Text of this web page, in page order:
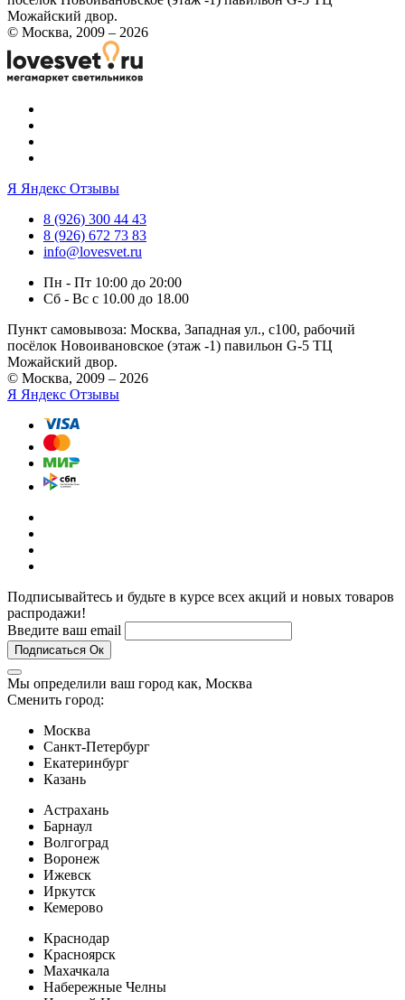
Можайский двор.
© Москва, 2009 – 2026
Я Яндекс Отзывы
8 (926) 300 44 43
8 (926) 672 73 83
info@lovesvet.ru
Пн - Пт 10:00 до 20:00
Сб - Вс с 10.00 до 18.00
Пункт самовывоза: Москва, Западная ул., с100, рабочий
посёлок Новоивановское (этаж -1) павильон G-5 ТЦ
Можайский двор.
© Москва, 2009 – 2026
Я Яндекс Отзывы
Подписывайтесь и будьте в курсе всех акций и новых товаров
распродажи!
Введите ваш email
Подписаться Ок
Мы определили ваш город как, Москва
Сменить город:
Москва
Санкт-Петербург
Екатеринбург
Казань
Астрахань
Барнаул
Волгоград
Воронеж
Ижевск
Иркутск
Кемерово
Краснодар
Красноярск
Махачкала
Набережные Челны